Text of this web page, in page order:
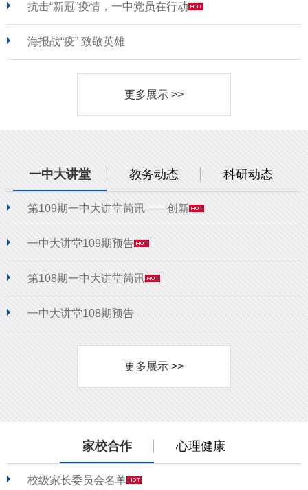
抗击“新冠”疫情，一中党员在行动
海报战“疫” 致敬英雄
更多展示 >>
一中大讲堂 教务动态 科研动态
第109期一中大讲堂简讯——创新
一中大讲堂109期预告
第108期一中大讲堂简讯
一中大讲堂108期预告
更多展示 >>
家校合作 心理健康
校级家长委员会名单